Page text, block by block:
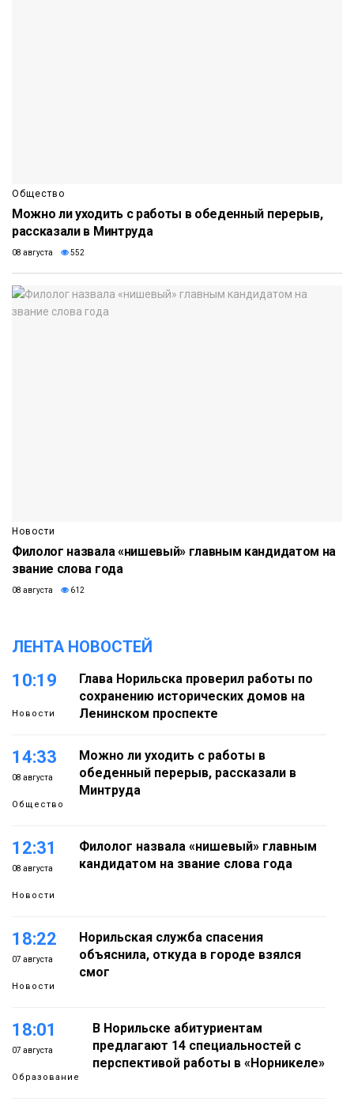
Общество
Можно ли уходить с работы в обеденный перерыв,
рассказали в Минтруда
08 августа 552
Новости
Филолог назвала «нишевый» главным кандидатом на
звание слова года
08 августа 612
ЛЕНТА НОВОСТЕЙ
10:19
Новости
Глава Норильска проверил работы по
сохранению исторических домов на
Ленинском проспекте
14:33
08 августа
Общество
Можно ли уходить с работы в
обеденный перерыв, рассказали в
Минтруда
12:31
08 августа
Новости
Филолог назвала «нишевый» главным
кандидатом на звание слова года
18:22
07 августа
Новости
Норильская служба спасения
объяснила, откуда в городе взялся
смог
18:01
07 августа
Образование
В Норильске абитуриентам
предлагают 14 специальностей с
перспективой работы в «Норникеле»